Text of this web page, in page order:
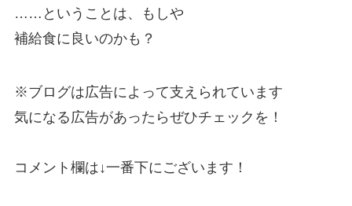
……ということは、もしや
補給食に良いのかも？
※ブログは広告によって支えられています
気になる広告があったらぜひチェックを！
コメント欄は↓一番下にございます！